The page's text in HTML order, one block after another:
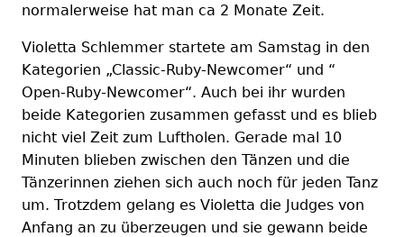
normalerweise hat man ca 2 Monate Zeit.
Violetta Schlemmer startete am Samstag in den
Kategorien „Classic-Ruby-Newcomer“ und “
Open-Ruby-Newcomer“. Auch bei ihr wurden
beide Kategorien zusammen gefasst und es blieb
nicht viel Zeit zum Luftholen. Gerade mal 10
Minuten blieben zwischen den Tänzen und die
Tänzerinnen ziehen sich auch noch für jeden Tanz
um. Trotzdem gelang es Violetta die Judges von
Anfang an zu überzeugen und sie gewann beide